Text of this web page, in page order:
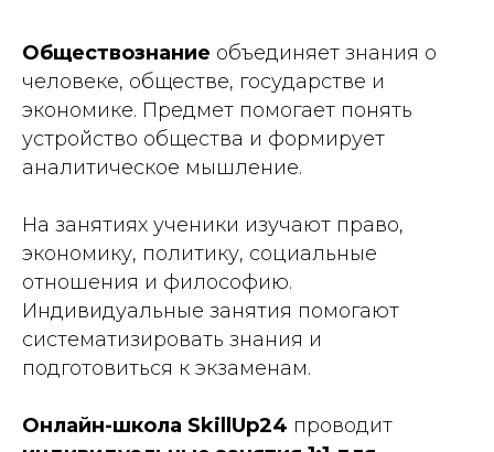
Обществознание объединяет знания о
человеке, обществе, государстве и
экономике. Предмет помогает понять
устройство общества и формирует
аналитическое мышление.
На занятиях ученики изучают право,
экономику, политику, социальные
отношения и философию.
Индивидуальные занятия помогают
систематизировать знания и
подготовиться к экзаменам.
Онлайн-школа SkillUp24 проводит